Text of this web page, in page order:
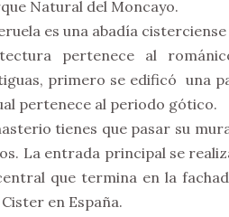
Natural del Moncayo.
es una abadía
pertenece al
primero se edificó una
pertenece al periodo gótico.
tienes que pasar su
La entrada principal se
que termina en la
en España.